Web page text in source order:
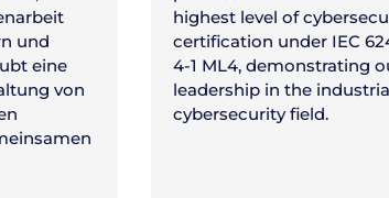
und
eine
von
highest level of
certification under IEC
4-1 ML4, demonstrating
leadership in the
cybersecurity field.